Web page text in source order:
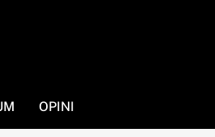
OPINI